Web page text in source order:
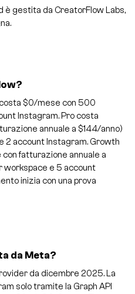
gestita da CreatorFlow Labs,
$0/mese con 500
Instagram. Pro costa
annuale a $144/anno)
2 account Instagram. Growth
fatturazione annuale a
workspace e 5 account
inizia con una prova
da Meta?
da dicembre 2025. La
solo tramite la Graph API